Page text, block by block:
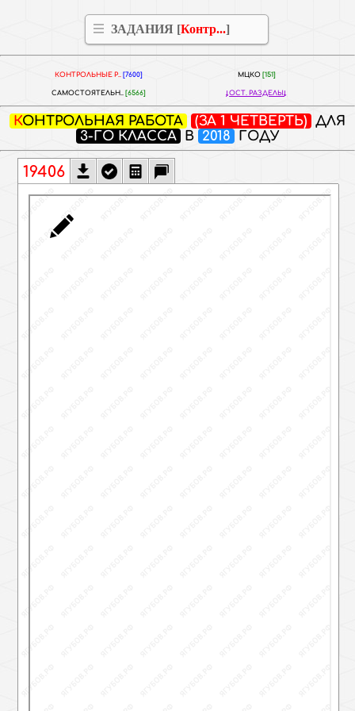
ЗАДАНИЯ [Контр...]
КОНТРОЛЬНЫЕ Р.. [7600] МЦКО [151]
САМОСТОЯТЕЛЬН.. [6566] ОСТ. РАЗДЕЛЫ
КОНТРОЛЬНАЯ РАБОТА (ЗА 1 ЧЕТВЕРТЬ) ДЛЯ
3-ГО КЛАССА
В 2018 ГОДУ
19406